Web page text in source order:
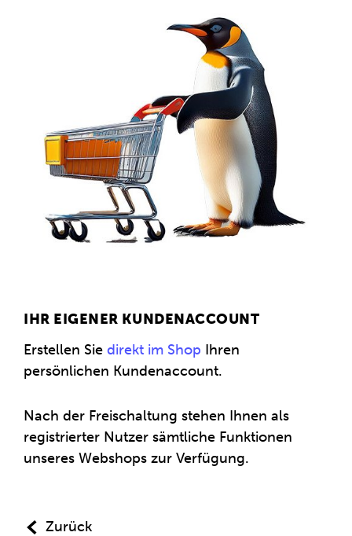
IHR EIGENER KUNDENACCOUNT
Erstellen Sie direkt im Shop Ihren
persönlichen Kundenaccount.
Nach der Freischaltung stehen Ihnen als
registrierter Nutzer sämtliche Funktionen
unseres Webshops zur Verfügung.
Zurück